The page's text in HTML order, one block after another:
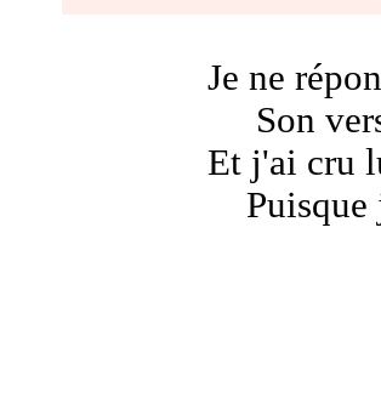
Je ne répondrai
Son vers me
Et j'ai cru lui
Puisque je